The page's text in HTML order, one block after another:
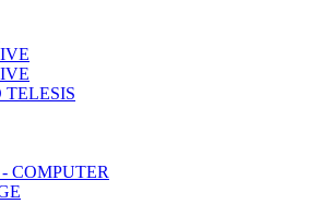
COMPUTER